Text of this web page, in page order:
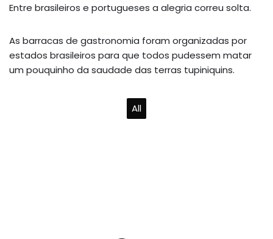
Entre brasileiros e portugueses a alegria correu solta.
As barracas de gastronomia foram organizadas por
estados brasileiros para que todos pudessem matar
um pouquinho da saudade das terras tupiniquins.
All